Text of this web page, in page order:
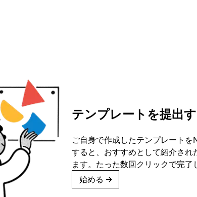
テンプレートを提出
ご自身で作成したテンプレート
すると、おすすめとして紹介され
ます。たった数回クリックで完了
始める →